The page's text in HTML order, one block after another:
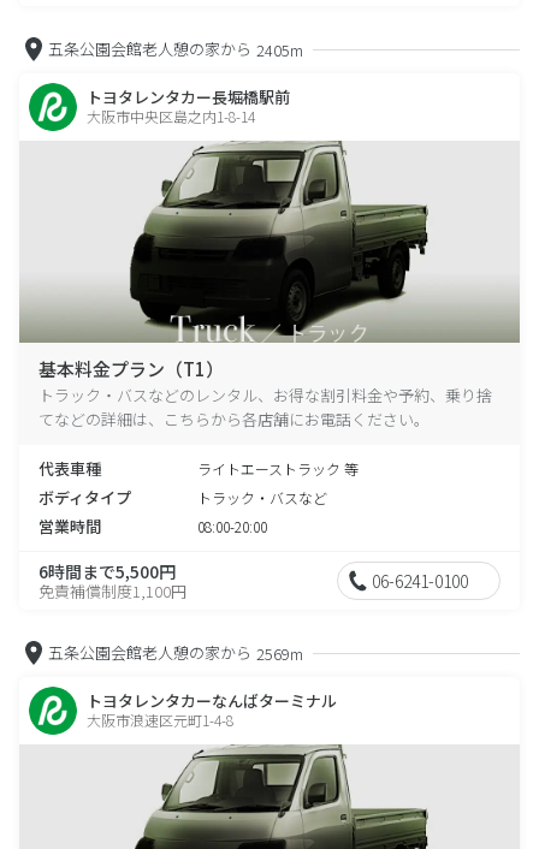
五条公園会館老人憩の家から 2405m
トヨタレンタカー長堀橋駅前
大阪市中央区島之内1-8-14
基本料金プラン（T1）
トラック・バスなどのレンタル、お得な割引料金や予約、乗り捨
てなどの詳細は、こちらから各店舗にお電話ください。
代表車種 ライトエーストラック 等
ボディタイプ トラック・バスなど
営業時間 08:00-20:00
6時間まで5,500円
免責補償制度1,100円 06-6241-0100
五条公園会館老人憩の家から 2569m
トヨタレンタカーなんばターミナル
大阪市浪速区元町1-4-8